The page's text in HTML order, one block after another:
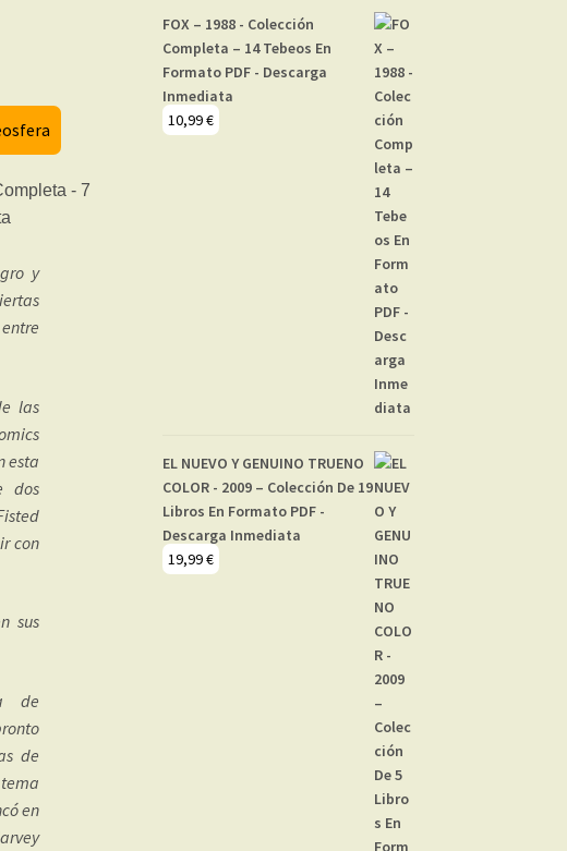
y
las
esta
dos
con
sus
de
de
en
FOX – 1988 - Colección
Completa – 14 Tebeos En
Formato PDF - Descarga
Inmediata
10,99€
EL NUEVO Y GENUINO TRUENO
COLOR - 2009 – Colección De 19
Libros En Formato PDF -
Descarga Inmediata
19,99€